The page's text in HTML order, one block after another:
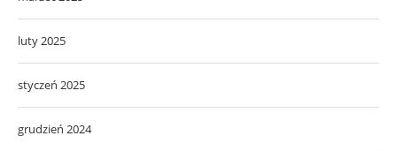
luty 2025
styczeń 2025
grudzień 2024